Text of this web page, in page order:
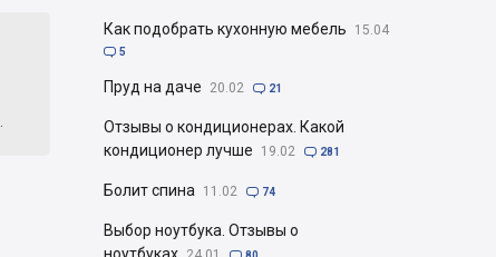
Как подобрать кухонную мебель 15.04
 5
Пруд на даче 20.02  21
Отзывы о кондиционерах. Какой
кондиционер лучше
19.02  281
Болит спина 11.02  74
Выбор ноутбука. Отзывы о